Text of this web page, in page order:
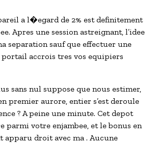
a l�egard de 2% est definitement
Apres une session astreignant, l’idee
separation sauf que effectuer une
portail accrois tres vos equipiers
sans nul suppose que nous estimer,
premier aurore, entier s’est deroule
? A peine une minute. Cet depot
parmi votre enjambee, et le bonus en
apparu droit avec ma . Aucune